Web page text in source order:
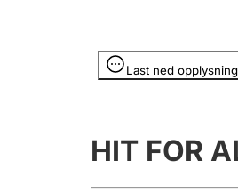
Last ned
Opplysninger er skjult
HIT FOR